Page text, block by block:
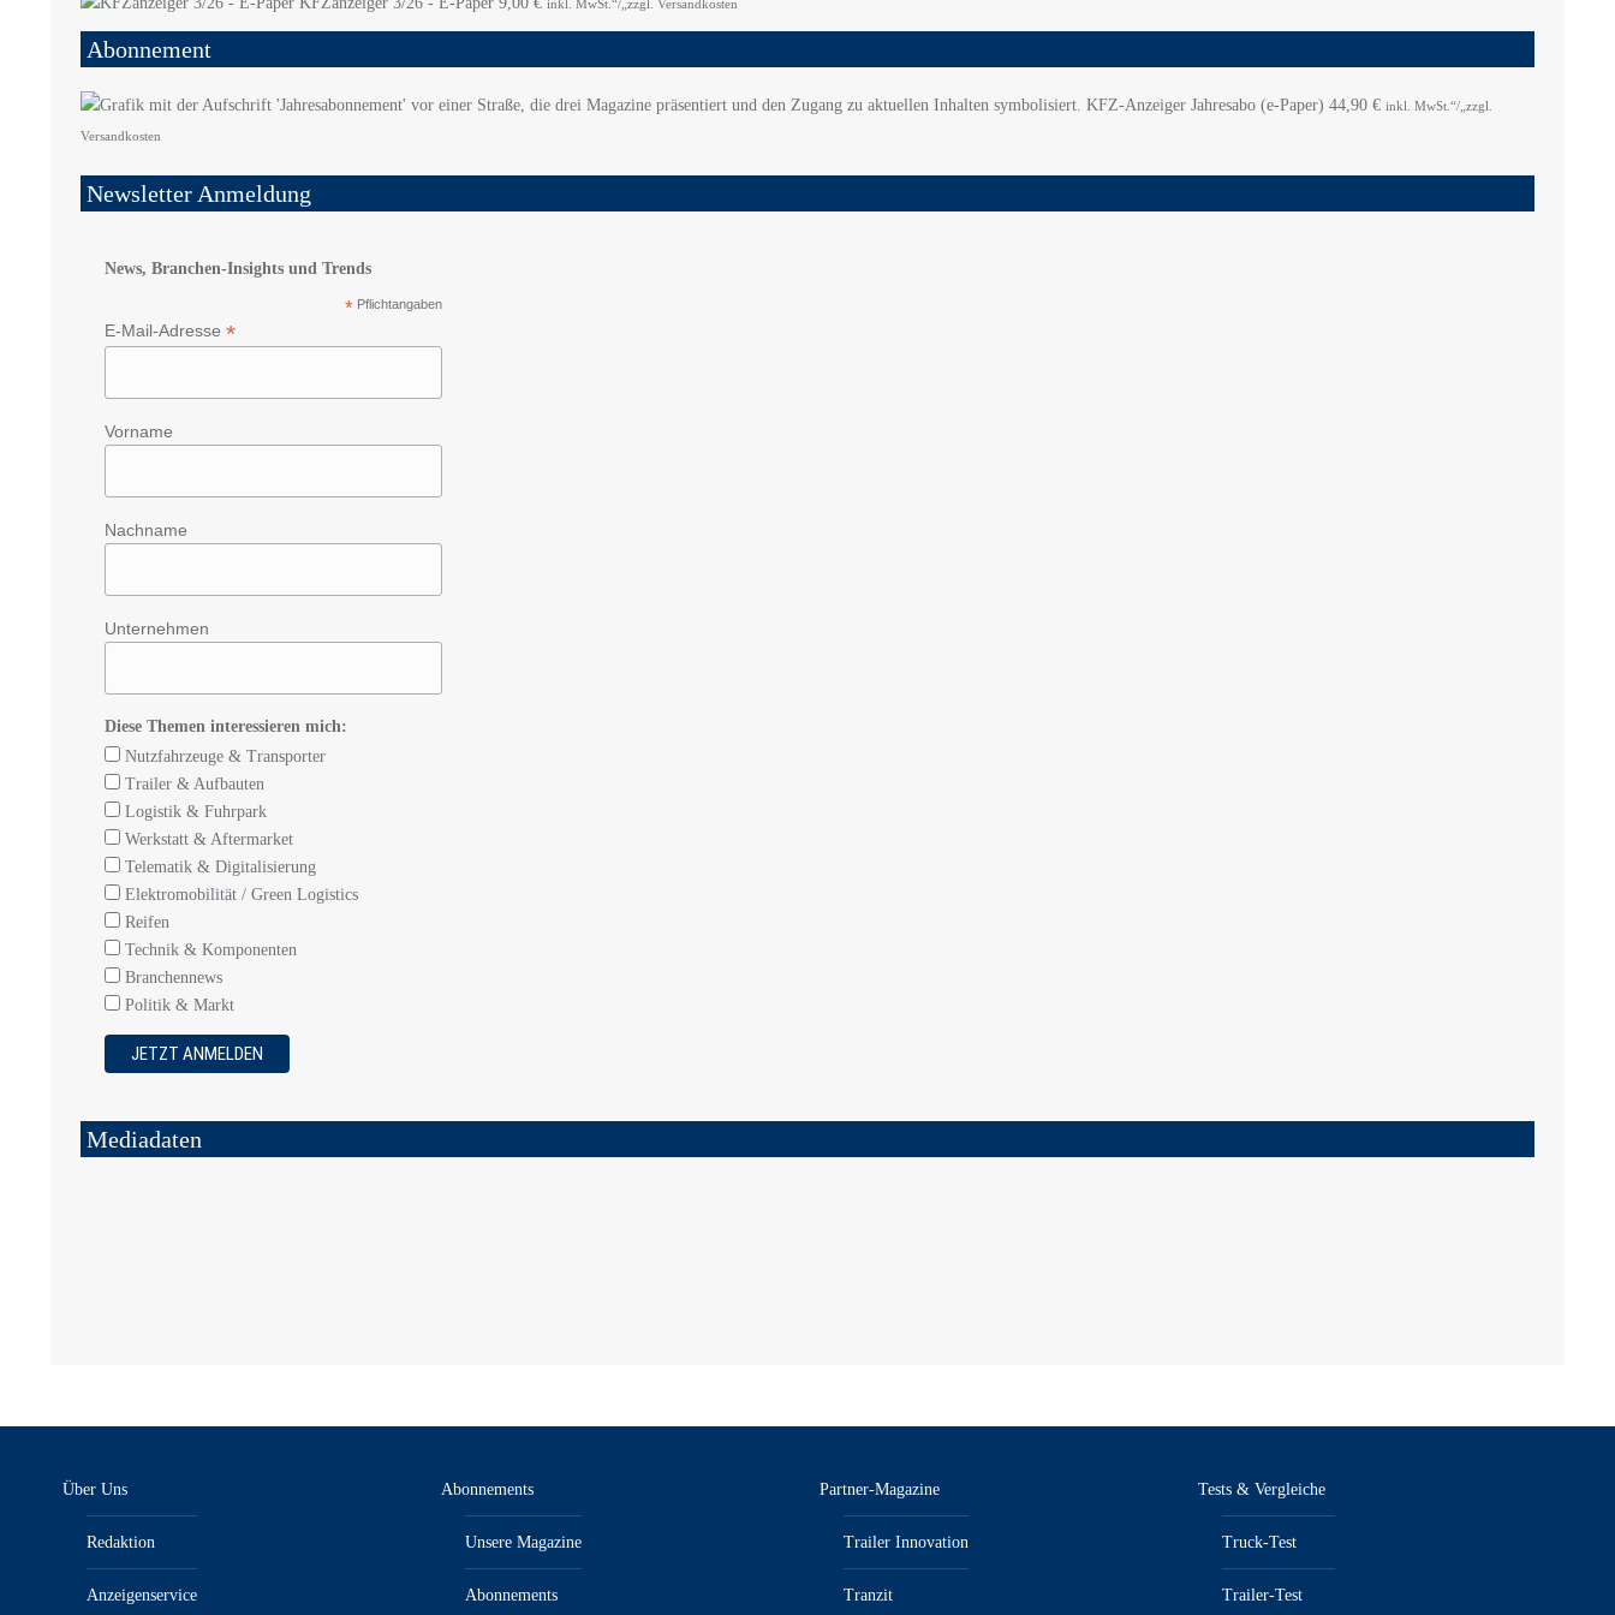
inkl. MwSt.“/„zzgl. Versandkosten
Abonnement
KFZ-Anzeiger Jahresabo (e-Paper) 44,90 € inkl. MwSt.“/„zzgl.
Versandkosten
Newsletter Anmeldung
News, Branchen-Insights und Trends
* Pflichtangaben
E-Mail-Adresse *
Vorname
Nachname
Unternehmen
Diese Themen interessieren mich:
Nutzfahrzeuge & Transporter
Trailer & Aufbauten
Logistik & Fuhrpark
Werkstatt & Aftermarket
Telematik & Digitalisierung
Elektromobilität / Green Logistics
Reifen
Technik & Komponenten
Branchennews
Politik & Markt
Mediadaten
Über Uns
Redaktion
Anzeigenservice
Abonnements
Unsere Magazine
Abonnements
Partner-Magazine
Trailer Innovation
Tranzit
Tests & Vergleiche
Truck-Test
Trailer-Test